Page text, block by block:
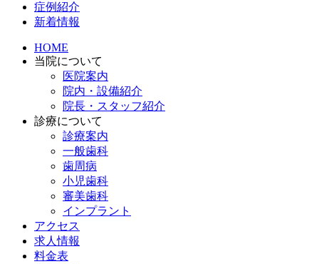
症例紹介
新着情報
HOME
当院について
医院案内
院内・設備紹介
院長・スタッフ紹介
診療について
診療案内
一般歯科
歯周病
小児歯科
審美歯科
インプラント
アクセス
求人情報
料金表